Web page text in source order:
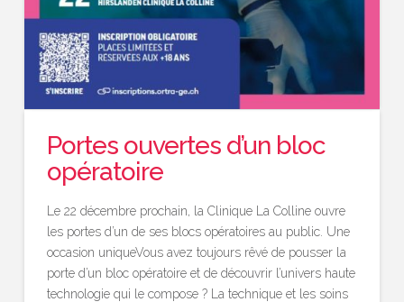
Portes ouvertes d’un bloc
opératoire
Le 22 décembre prochain, la Clinique La Colline ouvre
les portes d’un de ses blocs opératoires au public. Une
occasion uniqueVous avez toujours rêvé de pousser la
porte d’un bloc opératoire et de découvrir l’univers haute
technologie qui le compose ? La technique et les soins